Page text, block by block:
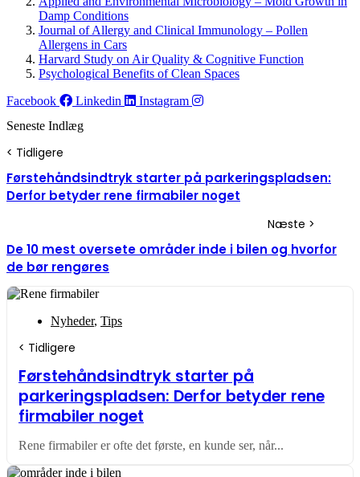
Damp Conditions
Journal of Allergy and Clinical Immunology – Pollen
Allergens in Cars
Harvard Study on Air Quality & Cognitive Function
Psychological Benefits of Clean Spaces
Facebook
Linkedin
Instagram
Seneste Indlæg
Førstehåndsindtryk starter på parkeringspladsen:
Derfor betyder rene firmabiler noget
De 10 mest oversete områder inde i bilen og hvorfor
de bør rengøres
Nyheder, Tips
Førstehåndsindtryk starter på
parkeringspladsen: Derfor betyder rene
firmabiler noget
Rene firmabiler er ofte det første, en kunde ser, når...